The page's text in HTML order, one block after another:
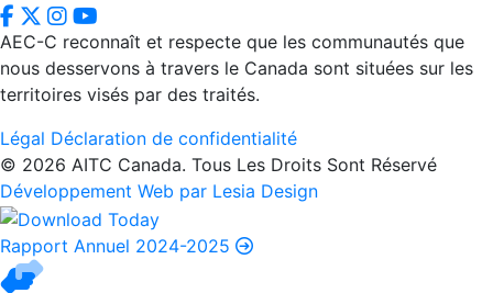
AEC-C reconnaît et respecte que les communautés que
nous desservons à travers le Canada sont situées sur les
territoires visés par des traités.
Légal Déclaration de confidentialité
© 2026 AITC Canada. Tous Les Droits Sont Réservé
Développement Web par Lesia Design
Rapport Annuel 2024-2025